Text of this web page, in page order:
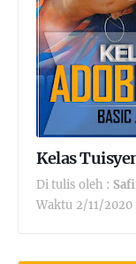
Kelas
Di tulis oleh :
Waktu 2/11/2020